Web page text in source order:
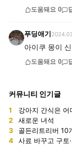
도움돼요 0
푸딩애기
아이쿠 몽이
도움돼요 0
커뮤니티 인기글
1 강아지 간식은
2 새로운 녀석
3 골든리트리버 10
4 사료 바꾸고 구토